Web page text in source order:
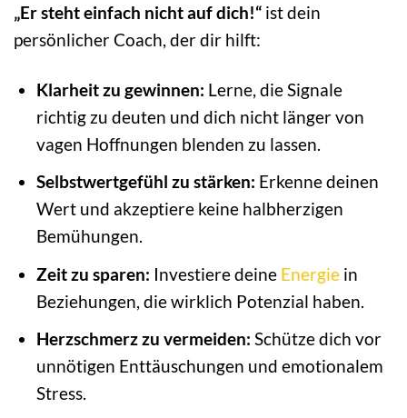
„Er steht einfach nicht auf dich!“ ist dein
persönlicher Coach, der dir hilft:
Klarheit zu gewinnen: Lerne, die Signale
richtig zu deuten und dich nicht länger von
vagen Hoffnungen blenden zu lassen.
Selbstwertgefühl zu stärken: Erkenne deinen
Wert und akzeptiere keine halbherzigen
Bemühungen.
Zeit zu sparen: Investiere deine Energiein
Beziehungen, die wirklich Potenzial haben.
Herzschmerz zu vermeiden: Schütze dich vor
unnötigen Enttäuschungen und emotionalem
Stress.